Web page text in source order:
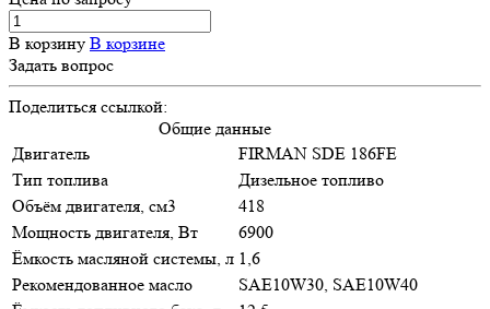
В корзину В корзине
Задать вопрос
Поделиться ссылкой:
Общие данные
Двигатель
FIRMAN SDE 186FE
Тип топлива
Дизельное топливо
Объём двигателя, см3
418
Мощность двигателя, Вт
6900
Ёмкость масляной системы, л 1,6
Рекомендованное масло
SAE10W30, SAE10W40